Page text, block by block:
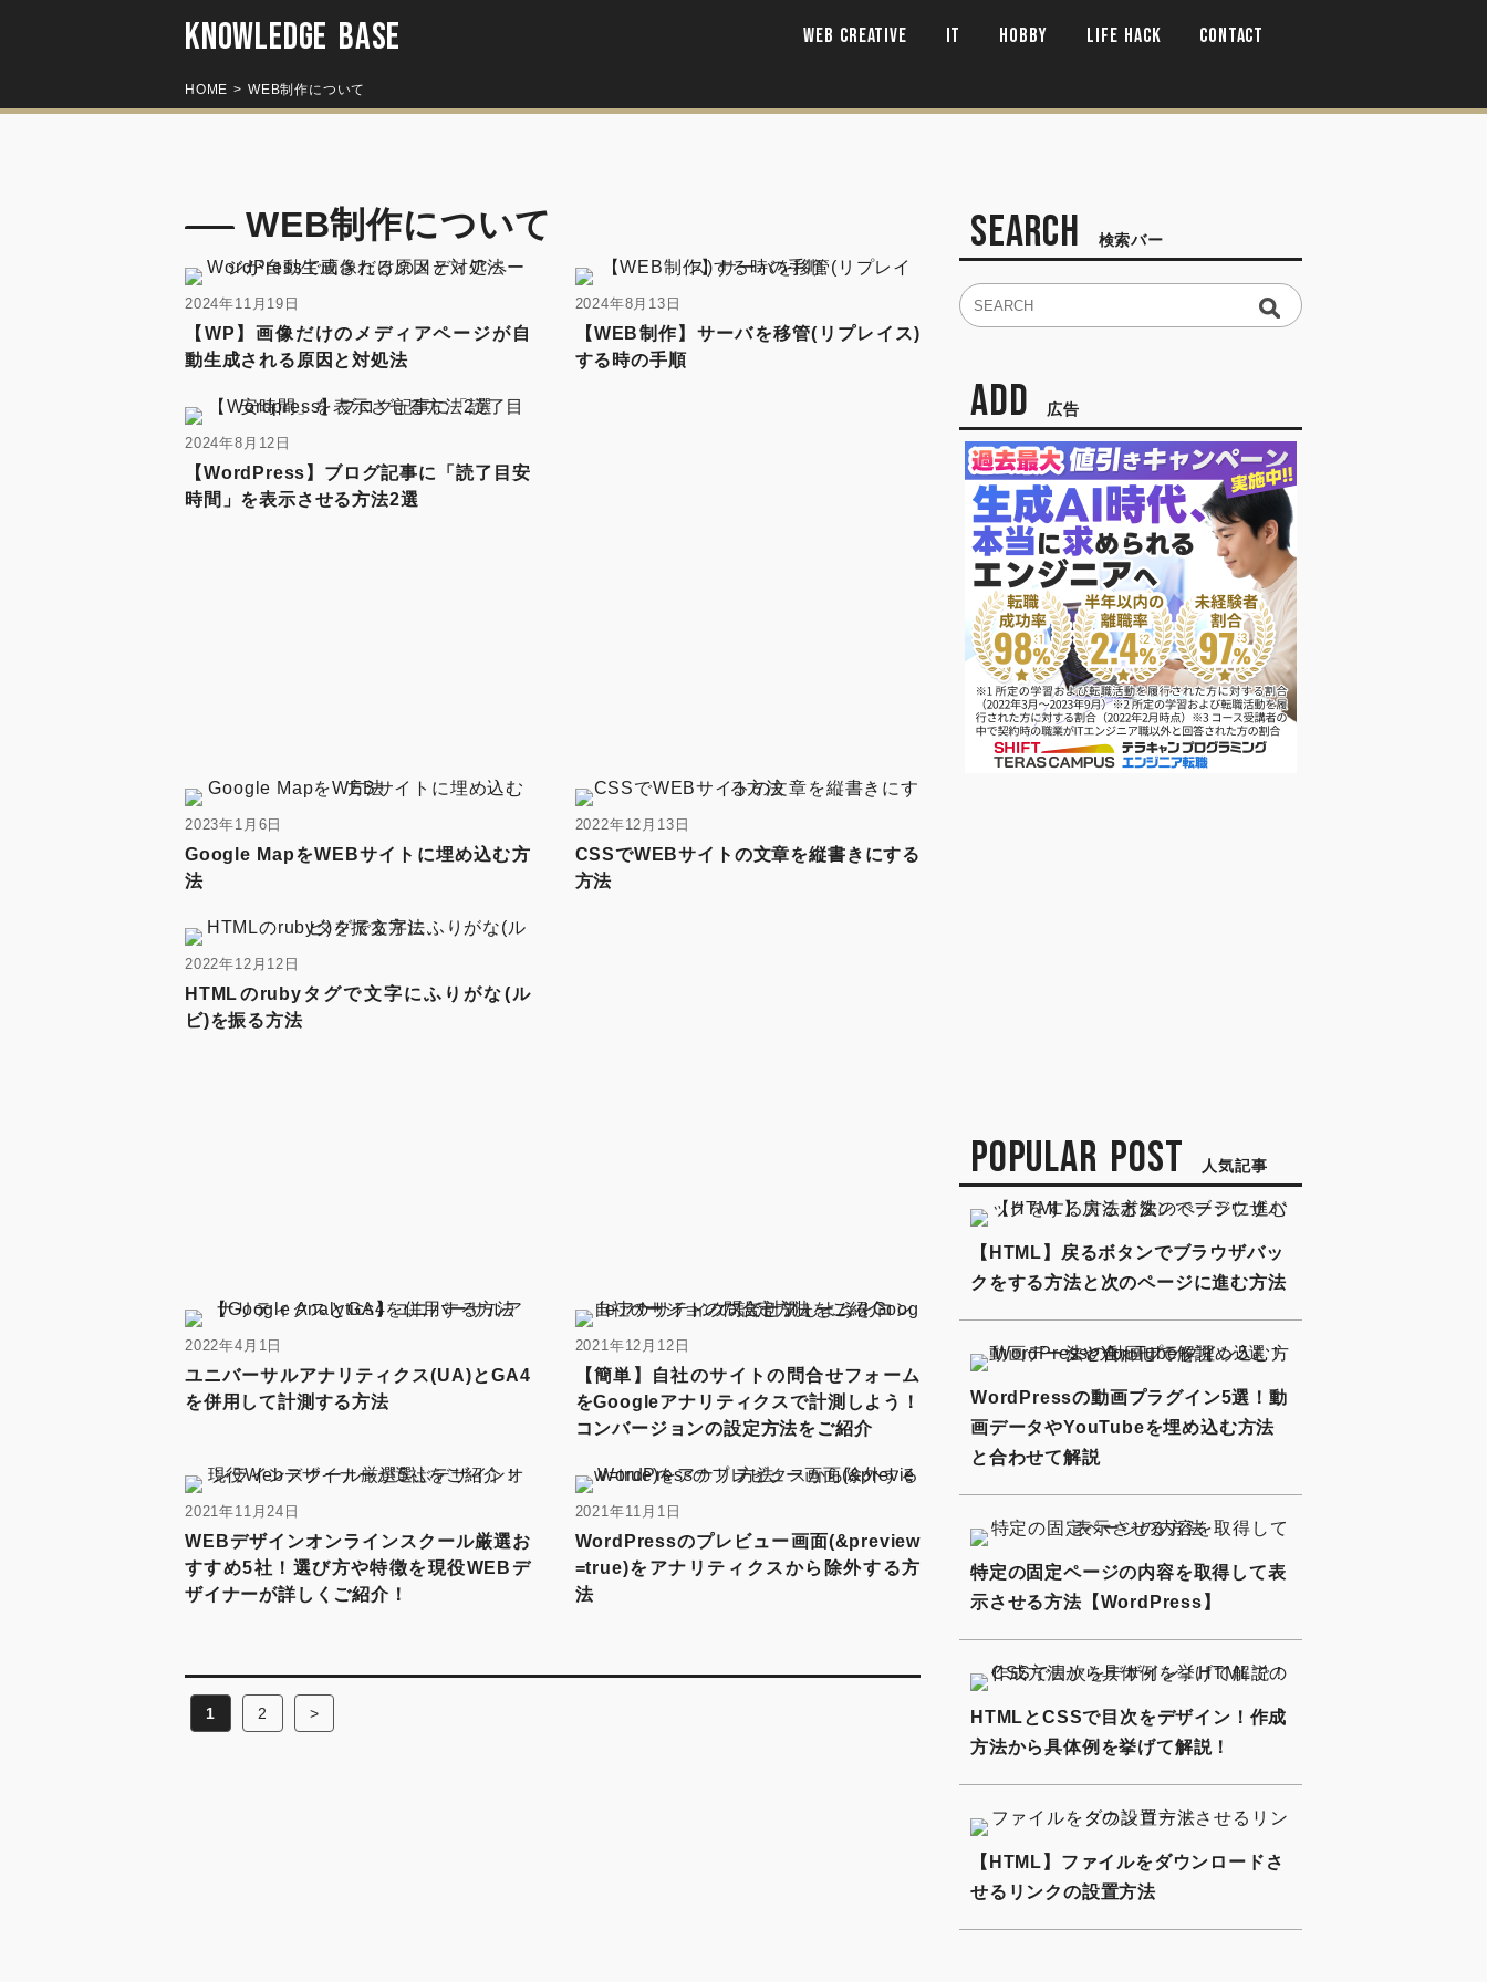
KNOWLEDGE BASE WEB CREATIVE IT HOBBY LIFE HACK CONTACT
HOME WEB制作について
WEB制作について
2024年11月19日
【WP】画像だけのメディアページが自
動生成される原因と対処法
2024年8月13日
【WEB制作】サーバを移管(リプレイス)
する時の手順
2024年8月12日
【WordPress】ブログ記事に「読了目安
時間」を表示させる方法2選
2023年1月6日
Google MapをWEBサイトに埋め込む方
法
2022年12月13日
CSSでWEBサイトの文章を縦書きにする
方法
2022年12月12日
HTMLのrubyタグで文字にふりがな(ル
ビ)を振る方法
2022年4月1日
ユニバーサルアナリティクス(UA)とGA4
を併用して計測する方法
2021年12月12日
【簡単】自社のサイトの問合せフォーム
をGoogleアナリティクスで計測しよう！
コンバージョンの設定方法をご紹介
2021年11月24日
WEBデザインオンラインスクール厳選お
すすめ5社！選び方や特徴を現役WEBデ
ザイナーが詳しくご紹介！
2021年11月1日
WordPressのプレビュー画面(&preview
=true)をアナリティクスから除外する方
法
1 2 >
SEARCH 検索バー
ADD 広告
POPULAR POST 人気記事
【HTML】戻るボタンでブラウザバッ
クをする方法と次のページに進む方法
WordPressの動画プラグイン5選！動
画データやYouTubeを埋め込む方法
と合わせて解説
特定の固定ページの内容を取得して表
示させる方法【WordPress】
HTMLとCSSで目次をデザイン！作成
方法から具体例を挙げて解説！
【HTML】ファイルをダウンロードさ
せるリンクの設置方法